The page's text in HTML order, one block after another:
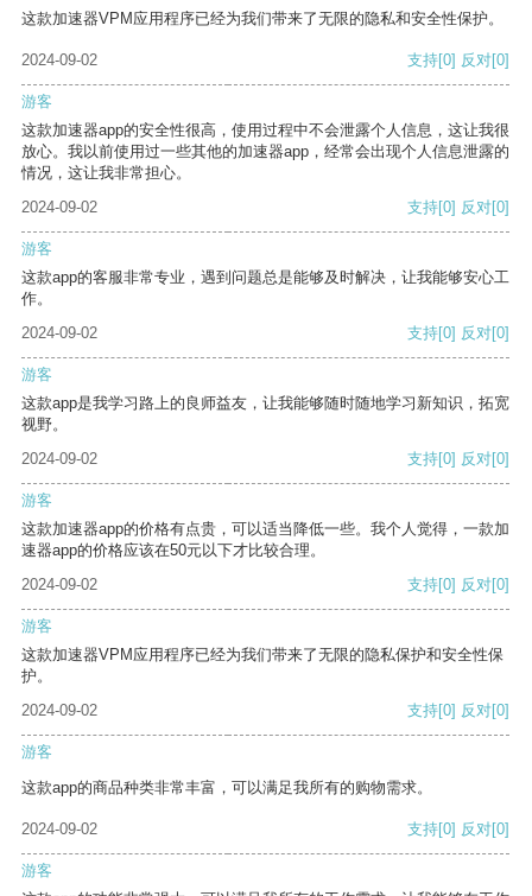
这款加速器VPM应用程序已经为我们带来了无限的隐私和安全性保护。
2024-09-02 支持[0] 反对[0]
游客
这款加速器app的安全性很高，使用过程中不会泄露个人信息，这让我很
放心。我以前使用过一些其他的加速器app，经常会出现个人信息泄露的
情况，这让我非常担心。
2024-09-02
支持[0] 反对[0]
游客
这款app的客服非常专业，遇到问题总是能够及时解决，让我能够安心工
作。
2024-09-02
支持[0] 反对[0]
游客
这款app是我学习路上的良师益友，让我能够随时随地学习新知识，拓宽
视野。
2024-09-02
支持[0] 反对[0]
游客
这款加速器app的价格有点贵，可以适当降低一些。我个人觉得，一款加
速器app的价格应该在50元以下才比较合理。
2024-09-02
支持[0] 反对[0]
游客
这款加速器VPM应用程序已经为我们带来了无限的隐私保护和安全性保
护。
2024-09-02
支持[0] 反对[0]
游客
这款app的商品种类非常丰富，可以满足我所有的购物需求。
2024-09-02 支持[0] 反对[0]
游客